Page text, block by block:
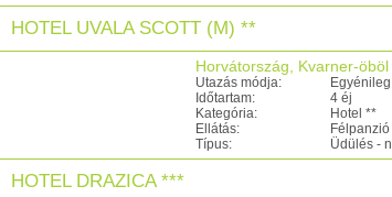
HOTEL UVALA SCOTT (M) **
Horvátország, Kvarner-öböl
Utazás módja:
Egyénileg
Időtartam:
4 éj
Kategória:
Hotel **
Ellátás:
Félpanzió
Típus:
Üdülés -
HOTEL DRAZICA ***